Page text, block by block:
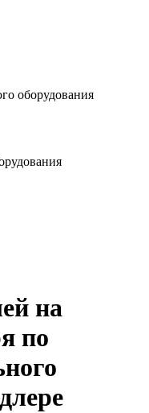
оборудования
на
по